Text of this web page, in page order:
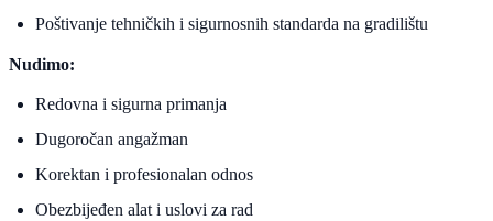
Poštivanje tehničkih i sigurnosnih standarda na gradilištu
Nudimo:
Redovna i sigurna primanja
Dugoročan angažman
Korektan i profesionalan odnos
Obezbijeđen alat i uslovi za rad